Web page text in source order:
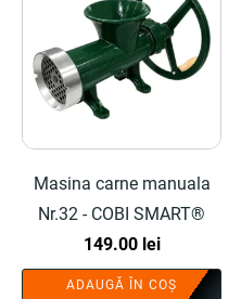
Masina carne manuala
Nr.32 - COBI SMART®
149.00 lei
ADAUGĂ ÎN COȘ